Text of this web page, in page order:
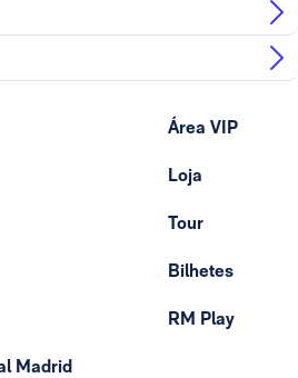
Madrid
Área VIP
Loja
Tour
Bilhetes
RM Play